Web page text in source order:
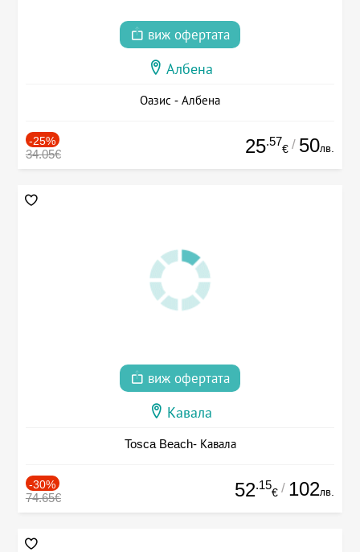
виж офертата
Албена
Оазис - Албена
-25%
34.05€ 25.57
€ / 50лв.
виж офертата
Кавала
Tosca Beach- Кавала
-30%
74.65€ 52.15
€ / 102лв.